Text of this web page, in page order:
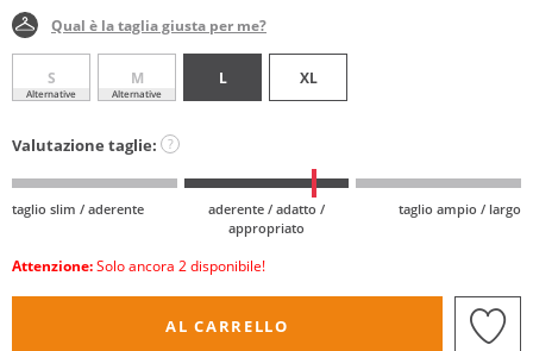
Qual è la taglia giusta per me?
S
Alternative
M
Alternative
L XL
Valutazione taglie: ?
taglio slim / aderente
aderente / adatto /
appropriato
taglio ampio / largo
Attenzione: Solo ancora 2 disponibile!
AL CARRELLO